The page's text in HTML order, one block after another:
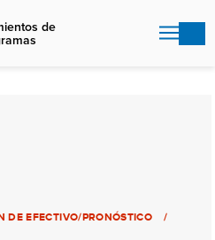
de
DE EFECTIVO/PRONÓSTICO